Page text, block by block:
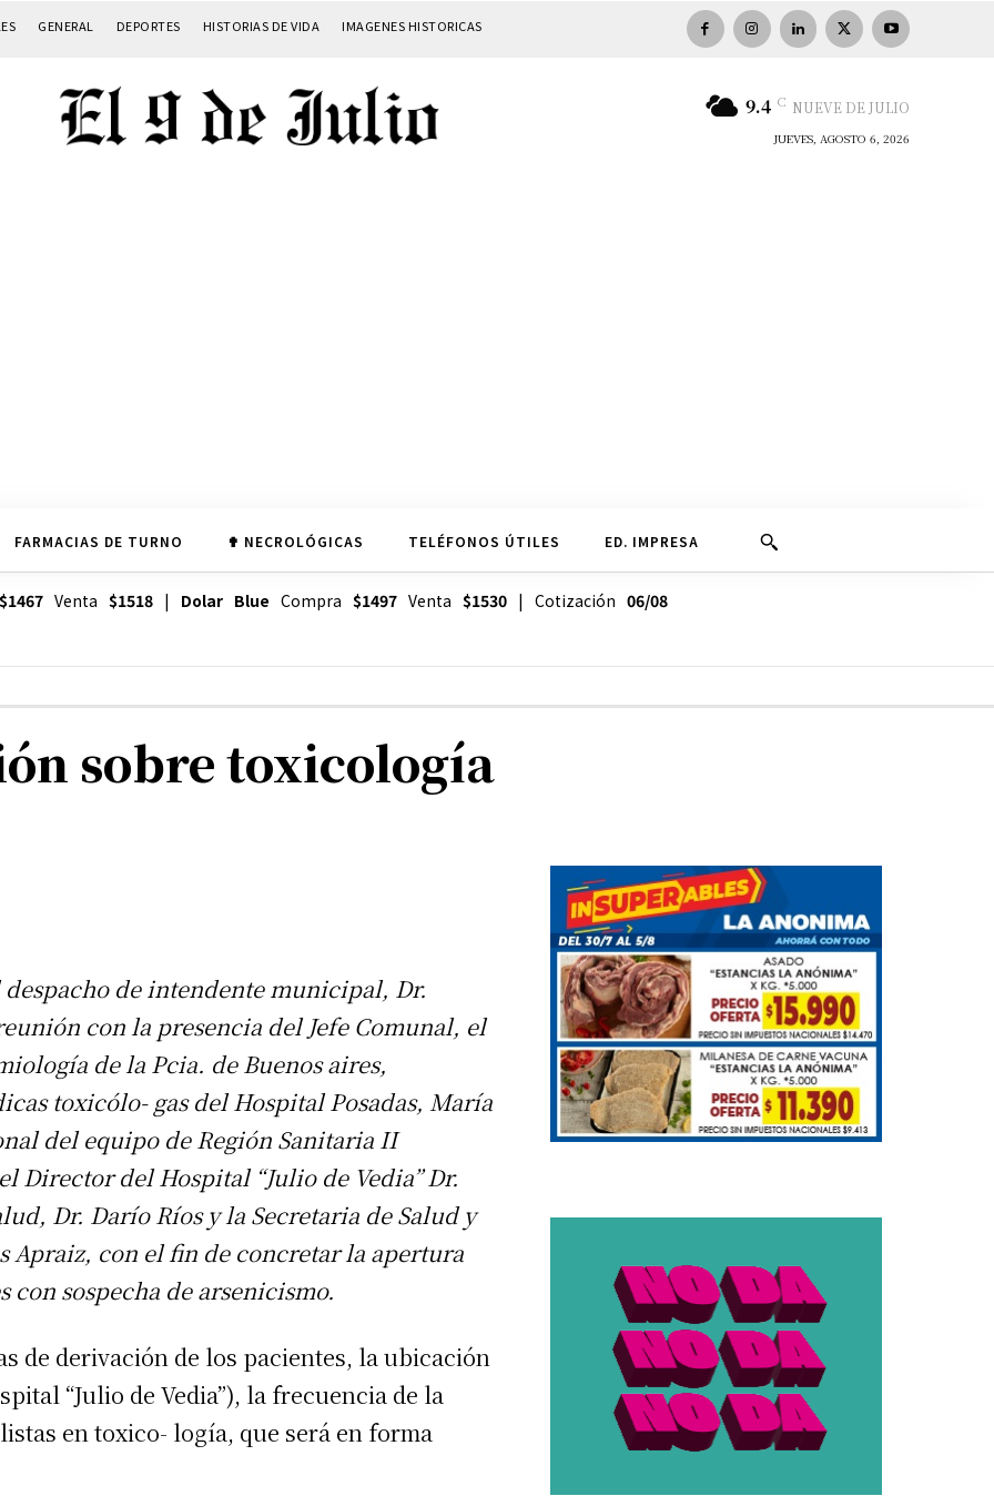
GENERAL DEPORTES HISTORIAS DE VIDA IMAGENES HISTORICAS
9.4 C NUEVE DE JULIO
JUEVES, AGOSTO 6, 2026
FARMACIAS DE TURNO ✟ NECROLÓGICAS TELÉFONOS ÚTILES ED. IMPRESA
$1467Venta $1518| Dolar Blue Compra $1497Venta $1530| Cotización 06/08
sobre toxicología
despacho de intendente municipal, Dr.
con la presencia del Jefe Comunal, el
de la Pcia. de Buenos aires,
toxicólo- gas del Hospital Posadas, María
del equipo de Región Sanitaria II
Director del Hospital “Julio de Vedia” Dr.
Dr. Darío Ríos y la Secretaria de Salud y
Apraiz, con el fin de concretar la apertura
sospecha de arsenicismo.
de derivación de los pacientes, la ubicación
“Julio de Vedia”), la frecuencia de la
en toxico- logía, que será en forma